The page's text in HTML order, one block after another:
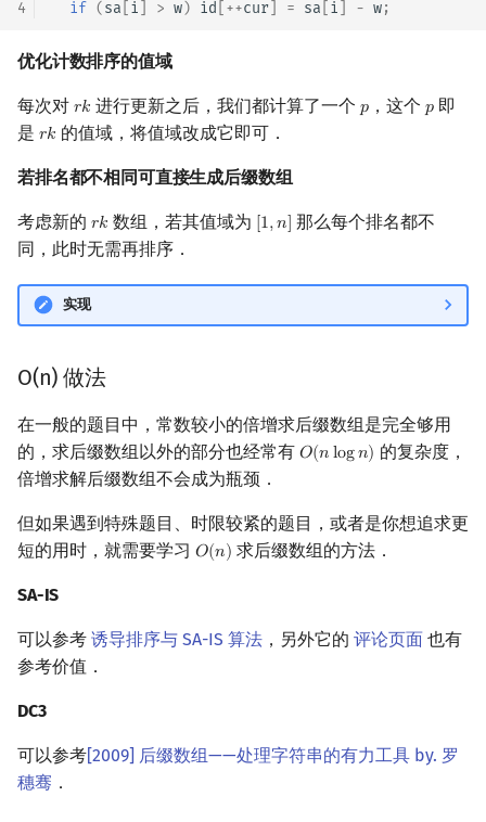
4 if (sa i > w) id ++cur = sa i - w;
优化计数排序的值域
每次对 𝑟𝑘
rk 进行更新之后，我们都计算了一个 𝑝
p，这个 𝑝
p即
是 𝑟𝑘
rk 的值域，将值域改成它即可．
若排名都不相同可直接生成后缀数组
考虑新的 𝑟𝑘
rk 数组，若其值域为 [1,𝑛]
1,n] 那么每个排名都不
同，此时无需再排序．
实现
O(n) 做法
在一般的题目中，常数较小的倍增求后缀数组是完全够用
的，求后缀数组以外的部分也经常有 𝑂(𝑛log𝑛)
O(nlogn)
的复杂度，
倍增求解后缀数组不会成为瓶颈．
但如果遇到特殊题目、时限较紧的题目，或者是你想追求更
短的用时，就需要学习 𝑂(𝑛)
O(n) 求后缀数组的方法．
SA-IS
可以参考 诱导排序与 SA-IS 算法 ，另外它的 评论页面 也有
参考价值．
DC3
可以参考[2009] 后缀数组——处理字符串的有力工具 by. 罗
穗骞 ．